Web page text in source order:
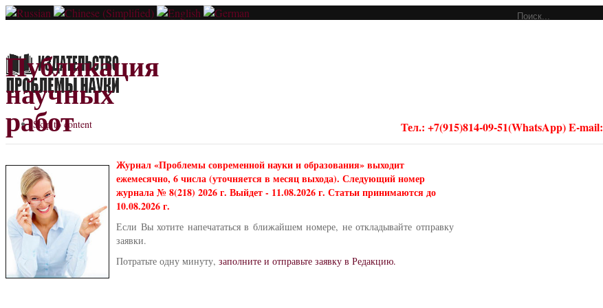
Публикация
научных
работ Тел.: +7(915)814-09-51(WhatsApp) E-mail:
Skip to content
Журнал «Проблемы современной науки и образования» выходит
ежемесячно, 6 числа (уточняется в месяц выхода). Следующий номер
журнала № 8(218) 2026 г. Выйдет - 11.08.2026 г. Статьи принимаются до
10.08.2026 г.
Если Вы хотите напечататься в ближайшем номере, не откладывайте отправку
заявки.
Потратьте одну минуту, заполните и отправьте заявку в Редакцию.